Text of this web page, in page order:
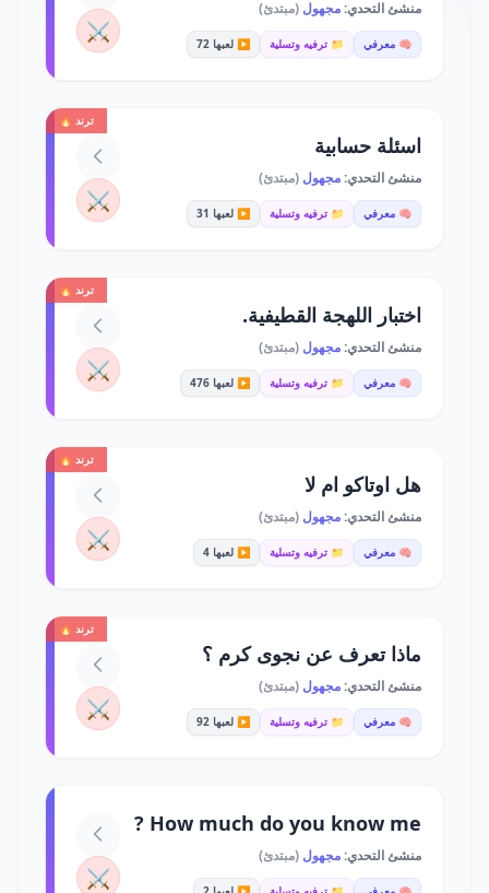
منشئ التحدي:مجهول (مبتدئ)
🧠 معرفي 📁 ترفيه وتسلية ▶️ لعبها 72 ⚔️
ترند 🔥
اسئلة حسابية
منشئ التحدي:مجهول (مبتدئ)
🧠 معرفي 📁 ترفيه وتسلية ▶️ لعبها 31 ⚔️
ترند 🔥
اختبار اللهجة القطيفية.
منشئ التحدي:مجهول (مبتدئ)
🧠 معرفي 📁 ترفيه وتسلية ▶️ لعبها 476 ⚔️
ترند 🔥
هل اوتاكو ام لا
منشئ التحدي:مجهول (مبتدئ)
🧠 معرفي 📁 ترفيه وتسلية ▶️ لعبها 4 ⚔️
ترند 🔥
ماذا تعرف عن نجوى كرم ؟
منشئ التحدي:مجهول (مبتدئ)
🧠 معرفي 📁 ترفيه وتسلية ▶️ لعبها 92 ⚔️
How much do you know me ?
منشئ التحدي:مجهول (مبتدئ)
⚔️